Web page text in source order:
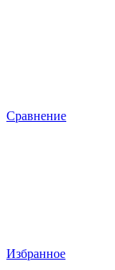
Сравнение
Избранное